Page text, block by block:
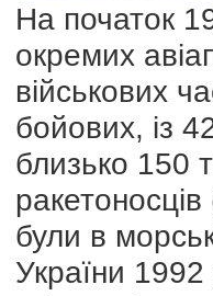
На початок
окремих
військових
бойових, із
близько 150
були в
України 1992